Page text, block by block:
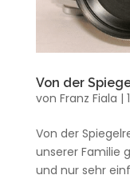
Von der
von Franz Fiala |
Von der
unserer Familie
und nur sehr